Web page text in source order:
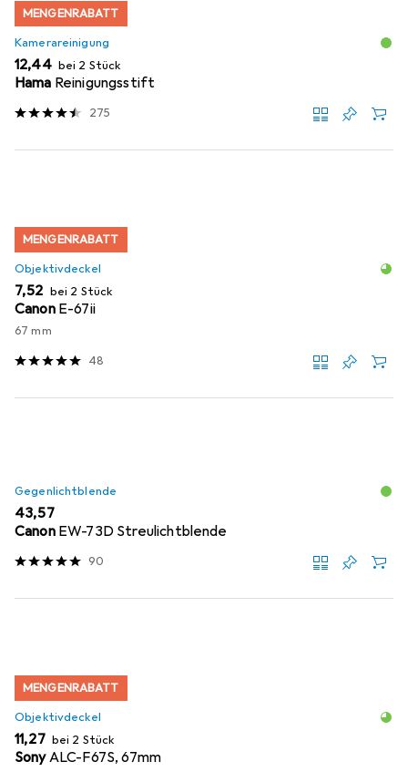
MENGENRABATT
Kamerareinigung
EUR
12,44 bei 2 Stück
Hama Reinigungsstift
275
MENGENRABATT
Objektivdeckel
EUR
7,52 bei 2 Stück
Canon E-67ii
67 mm
48
Gegenlichtblende
EUR
43,57
Canon EW-73D Streulichtblende
90
MENGENRABATT
Objektivdeckel
EUR
11,27 bei 2 Stück
SonyALC-F67S, 67mm